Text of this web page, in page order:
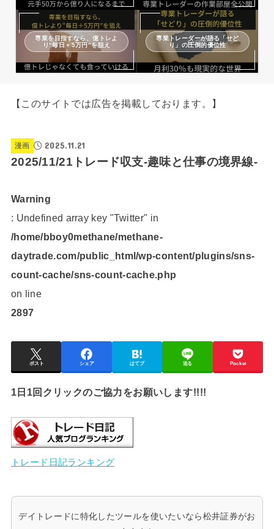
専業を目指すなら、億トレよ
り“毎日＋5万円”を狙え
専業トレーダーが語る「せど
り」の圧倒的優位性
【このサイトでは広告を掲載しております。】
漫画 2025.11.21
2025/11/21トレード収支-趣味と仕事の境界線-
Warning
: Undefined array key "Twitter" in
/home/bboy0methane/methane-
daytrade.com/public_html/wp-content/plugins/sns-
count-cache/sns-count-cache.php
on line
2897
ポスト シェア はてブ 送る Pocket
1日1回クリックのご協力をお願いします!!!!
トレード日記ランキング
デイトレードに特化したツールを使いたいなら松井証券がお